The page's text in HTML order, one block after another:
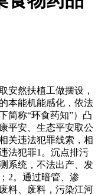
然扶植工做摆设，
本能机能感化，依法
简称“环食药知”）凸
平安、生态平安取公
关违法犯罪线索，相
法犯罪1。沉点排污
系统，不法出产、发
2。通过暗管、渗
料、废料，污染江河